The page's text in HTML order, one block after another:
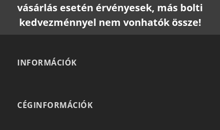
vásárlás esetén érvényesek, más bolti
kedvezménnyel nem vonhatók össze!
INFORMÁCIÓK
CÉGINFORMÁCIÓK